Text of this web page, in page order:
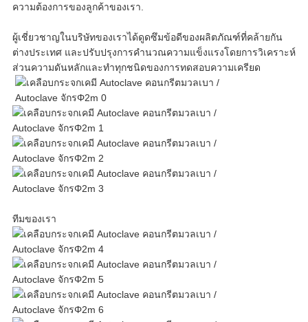
ความต้องการของลูกค้าของเรา.
ผู้เชี่ยวชาญในบริษัทของเราได้ดูดซึมข้อดีของผลิตภัณฑ์ที่คล้ายกัน
ต่างประเทศ และปรับปรุงการคํานวณความแข็งแรงโดยการวิเคราะห์
ส่วนความดันหลักและทําทุกชนิดของการทดสอบความเครียด
ทีมของเรา